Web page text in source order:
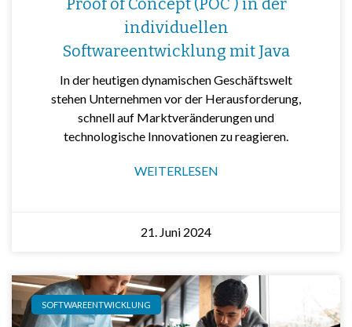
Proof of Concept (POC ) in der
individuellen
Softwareentwicklung mit Java
In der heutigen dynamischen Geschäftswelt
stehen Unternehmen vor der Herausforderung,
schnell auf Marktveränderungen und
technologische Innovationen zu reagieren.
WEITERLESEN
21. Juni 2024
SOFTWAREENTWICKLUNG